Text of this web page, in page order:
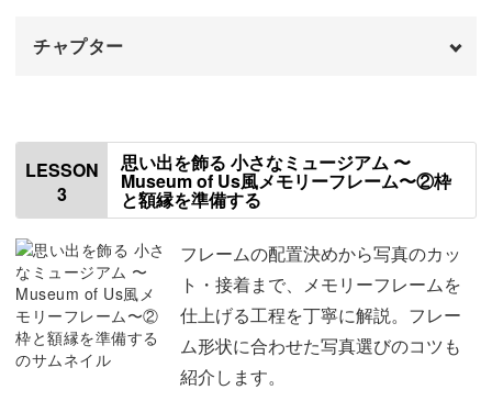
限られた材料でもおしゃれに見せる工夫で、アレンジ作品
フィギュアを使って、よりドラマチックな立体感を出す仕
上げ方もご紹介します♪
癒しのミニギャラリーが完成
完成したフレームは、毎日の暮らしをやさしく彩ってくれ
チャプター
使用材料・道具
印刷用のキャンバスと枠を用意する
枠に写真を入れる 05:20
データを保存して印刷する 08:47
LESSON
3
思い出を飾る 小さなミュージアム 〜
Museum of Us風メモリーフレーム〜②枠
と額縁を準備する
フレームの配置決めから写真のカッ
ト・接着まで、メモリーフレームを
仕上げる工程を丁寧に解説。フレー
ム形状に合わせた写真選びのコツも
紹介します。